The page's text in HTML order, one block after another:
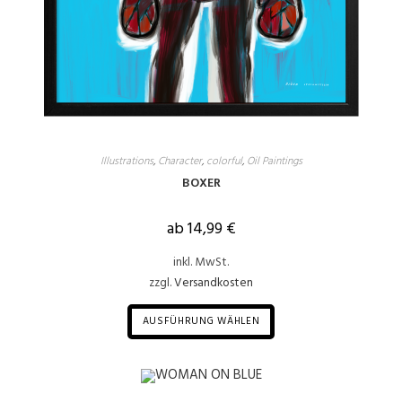
Illustrations, Character, colorful, Oil Paintings
BOXER
ab14,99€
inkl. MwSt.
zzgl.Versandkosten
AUSFÜHRUNG WÄHLEN